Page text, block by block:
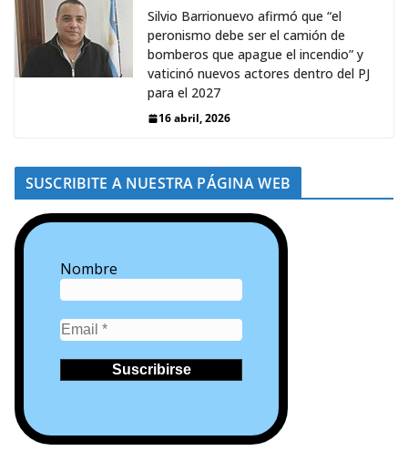
Silvio Barrionuevo afirmó que “el
peronismo debe ser el camión de
bomberos que apague el incendio” y
vaticinó nuevos actores dentro del PJ
para el 2027
16 abril, 2026
SUSCRIBITE A NUESTRA PÁGINA WEB
Nombre